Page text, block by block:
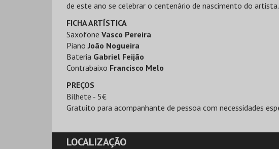
de este ano se celebrar o centenário de nascimento do artista.
FICHA ARTÍSTICA
Saxofone Vasco Pereira
PianoJoão Nogueira
Bateria Gabriel Feijão
Contrabaixo Francisco Melo
PREÇOS
Bilhete - 5€
Gratuito para acompanhante de pessoa com necessidades
LOCALIZAÇÃO